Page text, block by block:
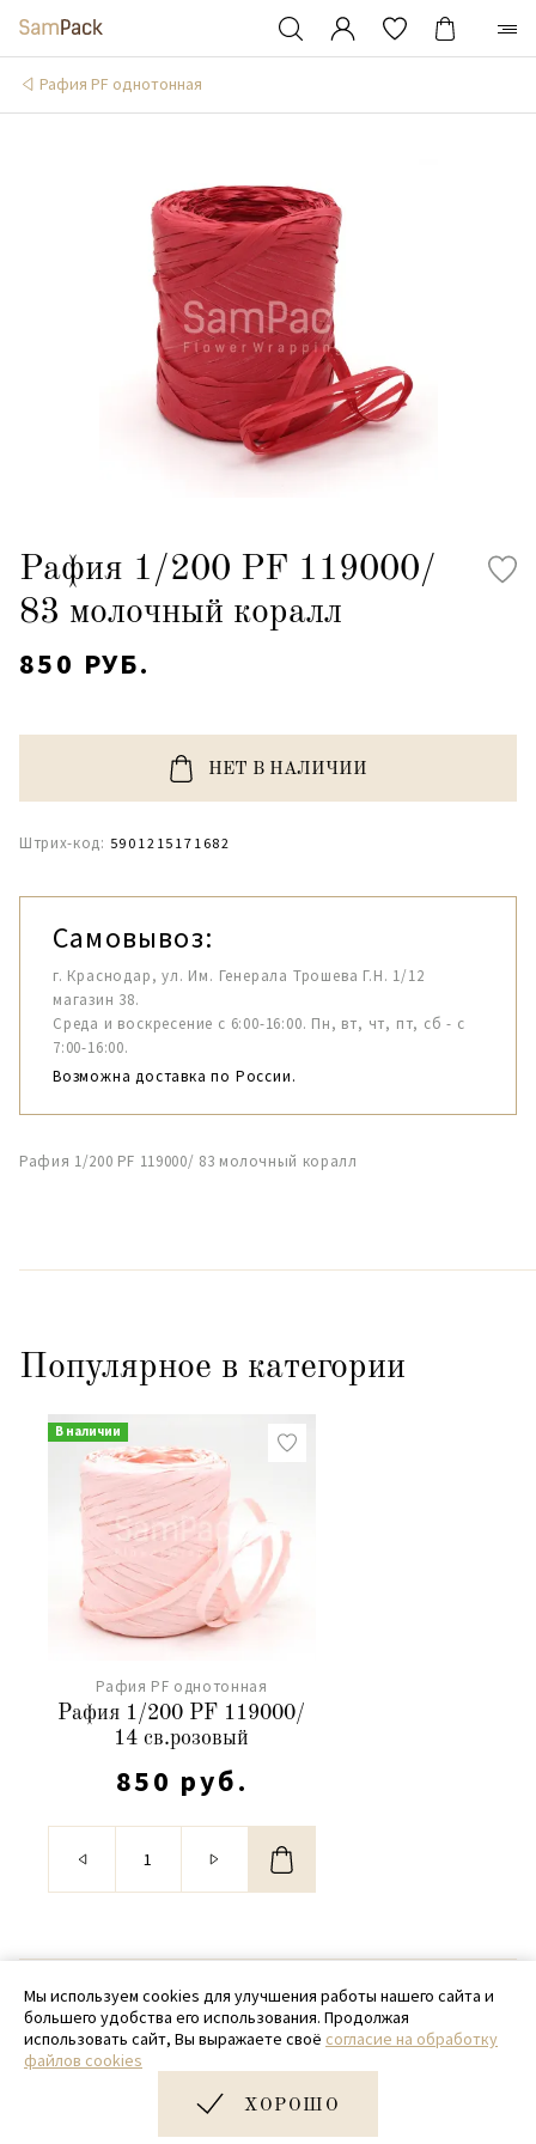
Рафия PF однотонная
Рафия 1/200 PF 119000/
83 молочный коралл
850 РУБ.
НЕТ В НАЛИЧИИ
Штрих-код: 5901215171682
Самовывоз:
г. Краснодар, ул. Им. Генерала Трошева Г.Н. 1/12
магазин 38.
Среда и воскресение с 6:00-16:00. Пн, вт, чт, пт, сб - с
7:00-16:00.
Возможна доставка по России.
Рафия 1/200 PF 119000/ 83 молочный коралл
Популярное в категории
В наличии
Рафия PF однотонная
Рафия 1/200 PF 119000/
14 св.розовый
850 руб.
© 2020 - 2026 SamPack
+ 7 (918) 699-97-87
zakaz@sampack.store
Дизайн и разработка сайта
Мы используем cookies для улучшения работы нашего сайта и
большего удобства его использования. Продолжая
использовать сайт, Вы выражаете своё согласие на обработку
файлов cookies
ХОРОШО